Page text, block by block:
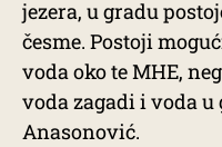
jezera, u gradu
česme. Postoji
voda oko te MHE,
voda zagadi i voda u
Anasonović.